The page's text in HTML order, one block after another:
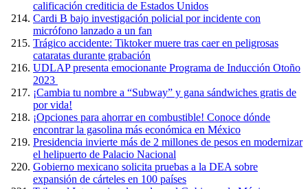
calificación crediticia de Estados Unidos
Cardi B bajo investigación policial por incidente con
micrófono lanzado a un fan
Trágico accidente: Tiktoker muere tras caer en peligrosas
cataratas durante grabación
UDLAP presenta emocionante Programa de Inducción Otoño
2023
¡Cambia tu nombre a “Subway” y gana sándwiches gratis de
por vida!
¡Opciones para ahorrar en combustible! Conoce dónde
encontrar la gasolina más económica en México
Presidencia invierte más de 2 millones de pesos en modernizar
el helipuerto de Palacio Nacional
Gobierno mexicano solicita pruebas a la DEA sobre
expansión de cárteles en 100 países